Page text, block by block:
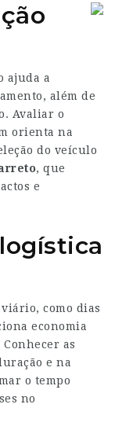
ajuda a
além de
Avaliar o
orienta na
do veículo
, que
e
como dias
economia
as
e na
o tempo
no